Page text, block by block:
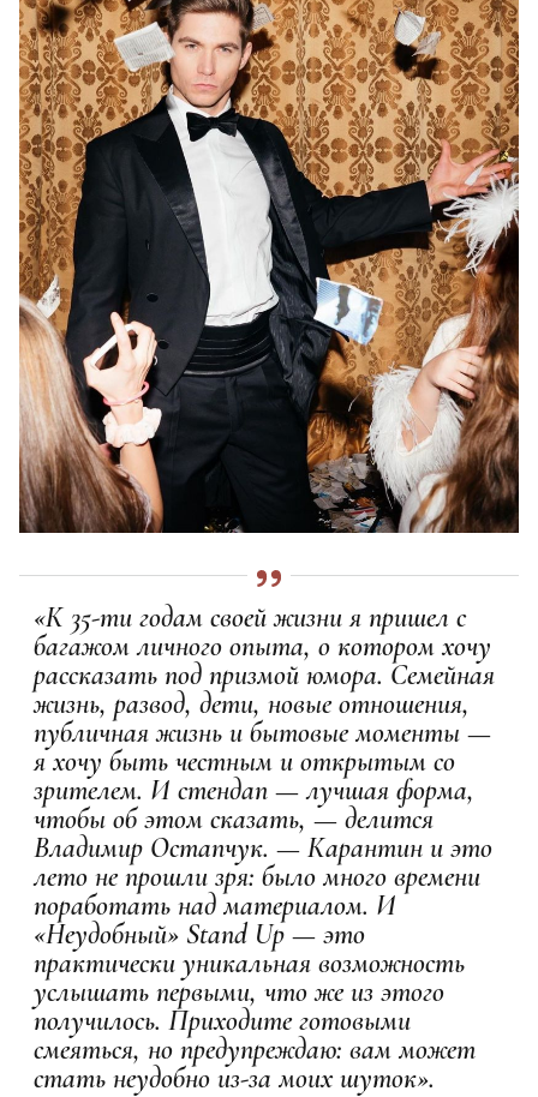
«К 35-ти годам своей жизни я пришел с
багажом личного опыта, о котором хочу
рассказать под призмой юмора. Семейная
жизнь, развод, дети, новые отношения,
публичная жизнь и бытовые моменты —
я хочу быть честным и открытым со
зрителем. И стендап — лучшая форма,
чтобы об этом сказать, — делится
Владимир Остапчук. — Карантин и это
лето не прошли зря: было много времени
поработать над материалом. И
«Неудобный» Stand Up — это
практически уникальная возможность
услышать первыми, что же из этого
получилось. Приходите готовыми
смеяться, но предупреждаю: вам может
стать неудобно из-за моих шуток».